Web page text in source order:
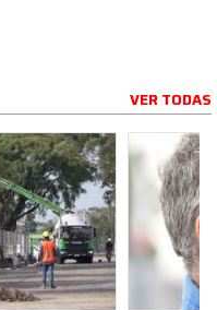
VER TODAS